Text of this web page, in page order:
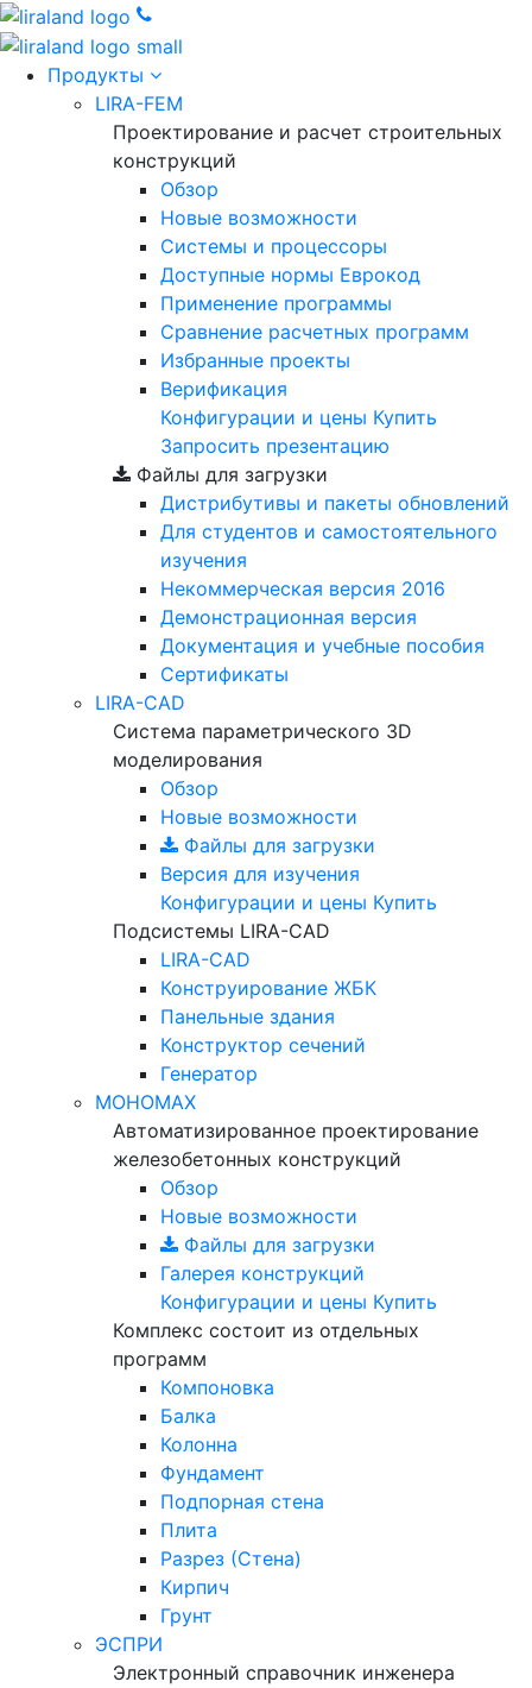
Продукты
LIRA-FEM
Проектирование и расчет строительных
конструкций
Обзор
Новые возможности
Cистемы и процессоры
Доступные нормы Еврокод
Применение программы
Сравнение расчетных программ
Избранные проекты
Верификация
Конфигурации и цены Купить
Запросить презентацию
Файлы для загрузки
Дистрибутивы и пакеты обновлений
Для студентов и самостоятельного
изучения
Некоммерческая версия 2016
Демонстрационная версия
Документация и учебные пособия
Сертификаты
LIRA-CAD
Система параметрического 3D
моделирования
Обзор
Новые возможности
Файлы для загрузки
Версия для изучения
Конфигурации и цены Купить
Подсистемы LIRA-CAD
LIRA-CAD
Конструирование ЖБК
Панельные здания
Конструктор сечений
Генератор
МОНОМАХ
Автоматизированное проектирование
железобетонных конструкций
Обзор
Новые возможности
Файлы для загрузки
Галерея конструкций
Конфигурации и цены Купить
Комплекс состоит из отдельных
программ
Компоновка
Балка
Колонна
Фундамент
Подпорная стена
Плита
Разрез (Стена)
Кирпич
Грунт
ЭСПРИ
Электронный справочник инженера